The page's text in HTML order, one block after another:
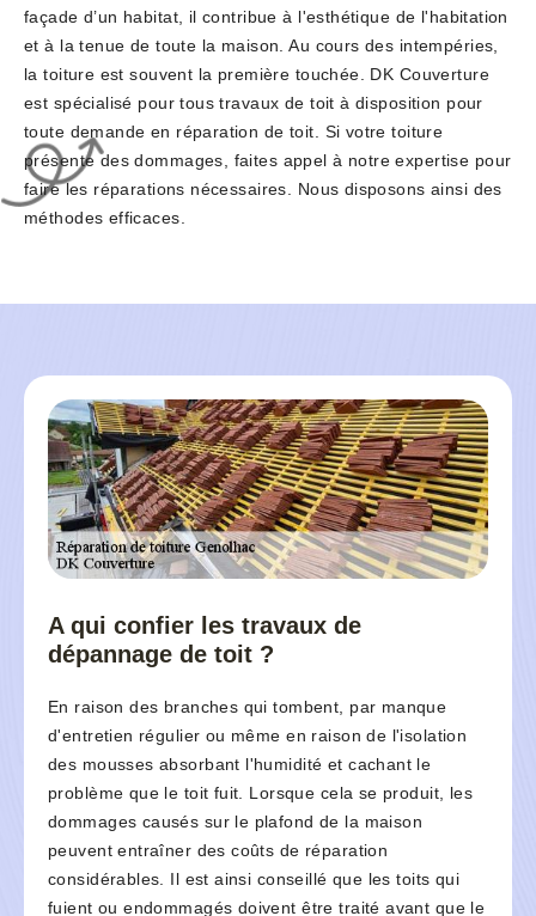
façade d’un habitat, il contribue à l'esthétique de l'habitation
et à la tenue de toute la maison. Au cours des intempéries,
la toiture est souvent la première touchée. DK Couverture
est spécialisé pour tous travaux de toit à disposition pour
toute demande en réparation de toit. Si votre toiture
présente des dommages, faites appel à notre expertise pour
faire les réparations nécessaires. Nous disposons ainsi des
méthodes efficaces.
A qui confier les travaux de
dépannage de toit ?
En raison des branches qui tombent, par manque
d'entretien régulier ou même en raison de l'isolation
des mousses absorbant l'humidité et cachant le
problème que le toit fuit. Lorsque cela se produit, les
dommages causés sur le plafond de la maison
peuvent entraîner des coûts de réparation
considérables. Il est ainsi conseillé que les toits qui
fuient ou endommagés doivent être traité avant que le